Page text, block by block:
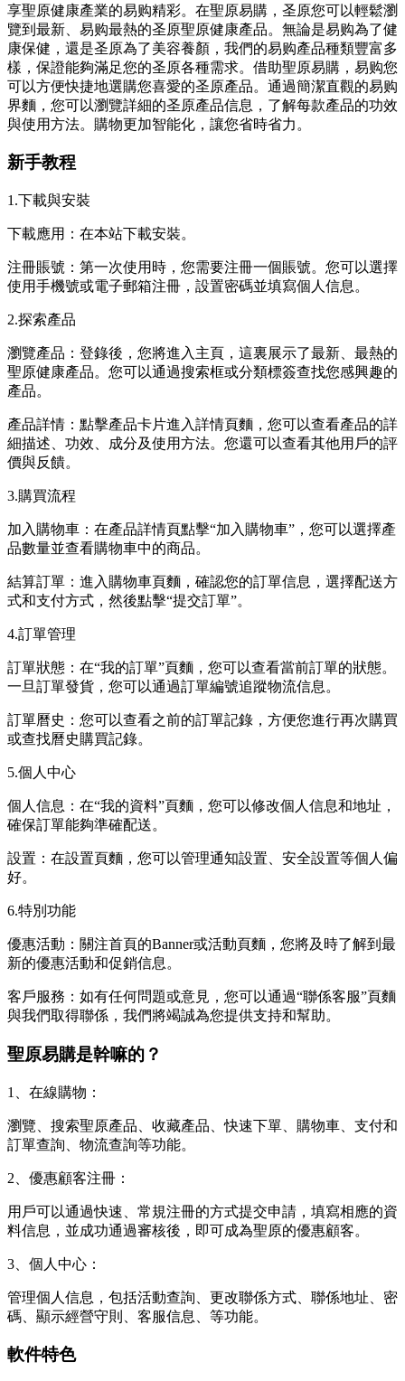
享聖原健康產業的易购精彩。在聖原易購，圣原您可以輕鬆瀏
覽到最新、易购最熱的圣原聖原健康產品。無論是易购為了健
康保健，還是圣原為了美容養顏，我們的易购產品種類豐富多
樣，保證能夠滿足您的圣原各種需求。借助聖原易購，易购您
可以方便快捷地選購您喜愛的圣原產品。通過簡潔直觀的易购
界麵，您可以瀏覽詳細的圣原產品信息，了解每款產品的功效
與使用方法。購物更加智能化，讓您省時省力。
新手教程
1.下載與安裝
下載應用：在本站下載安裝。
注冊賬號：第一次使用時，您需要注冊一個賬號。您可以選擇
使用手機號或電子郵箱注冊，設置密碼並填寫個人信息。
2.探索產品
瀏覽產品：登錄後，您將進入主頁，這裏展示了最新、最熱的
聖原健康產品。您可以通過搜索框或分類標簽查找您感興趣的
產品。
產品詳情：點擊產品卡片進入詳情頁麵，您可以查看產品的詳
細描述、功效、成分及使用方法。您還可以查看其他用戶的評
價與反饋。
3.購買流程
加入購物車：在產品詳情頁點擊“加入購物車”，您可以選擇產
品數量並查看購物車中的商品。
結算訂單：進入購物車頁麵，確認您的訂單信息，選擇配送方
式和支付方式，然後點擊“提交訂單”。
4.訂單管理
訂單狀態：在“我的訂單”頁麵，您可以查看當前訂單的狀態。
一旦訂單發貨，您可以通過訂單編號追蹤物流信息。
訂單曆史：您可以查看之前的訂單記錄，方便您進行再次購買
或查找曆史購買記錄。
5.個人中心
個人信息：在“我的資料”頁麵，您可以修改個人信息和地址，
確保訂單能夠準確配送。
設置：在設置頁麵，您可以管理通知設置、安全設置等個人偏
好。
6.特別功能
優惠活動：關注首頁的Banner或活動頁麵，您將及時了解到最
新的優惠活動和促銷信息。
客戶服務：如有任何問題或意見，您可以通過“聯係客服”頁麵
與我們取得聯係，我們將竭誠為您提供支持和幫助。
聖原易購是幹嘛的？
1、在線購物：
瀏覽、搜索聖原產品、收藏產品、快速下單、購物車、支付和
訂單查詢、物流查詢等功能。
2、優惠顧客注冊：
用戶可以通過快速、常規注冊的方式提交申請，填寫相應的資
料信息，並成功通過審核後，即可成為聖原的優惠顧客。
3、個人中心：
管理個人信息，包括活動查詢、更改聯係方式、聯係地址、密
碼、顯示經營守則、客服信息、等功能。
軟件特色